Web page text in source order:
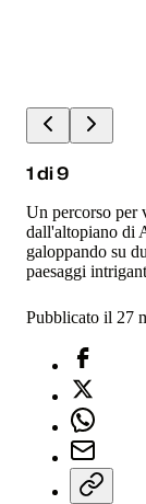
1di9
Un percorso per
dall'altopiano di
galoppando su
paesaggi
Pubblicato il 27